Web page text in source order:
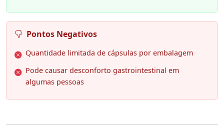
Pontos Negativos
Quantidade limitada de cápsulas por embalagem
Pode causar desconforto gastrointestinal em
algumas pessoas